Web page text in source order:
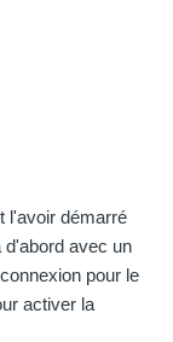
l'avoir démarré
d'abord avec un
pour le
activer la